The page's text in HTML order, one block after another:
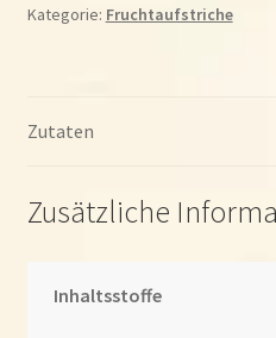
Kategorie: Fruchtaufstriche
Zutaten
Zusätzliche
Inhaltsstoffe